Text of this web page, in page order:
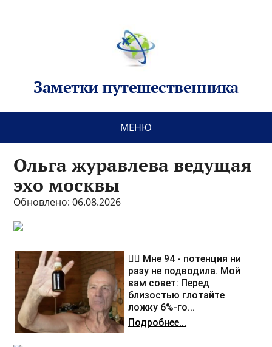
Заметки путешественника
МЕНЮ
Ольга журавлева ведущая
эхо москвы
Обновлено: 06.08.2026
❤️‍🔥 Мне 94 - потенция ни
разу не подводила. Мой
вам совет: Перед
близостью глотайте
ложку 6%-го...
Подробнее...